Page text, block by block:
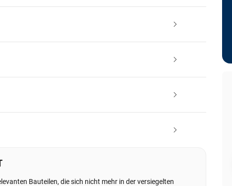
Bauteilen, die sich nicht mehr in der versiegelten